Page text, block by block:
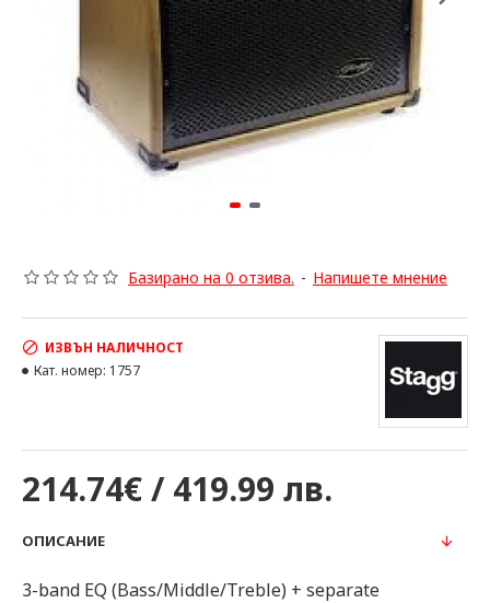
Базирано на 0 отзива. - Напишете мнение
214.74€ / 419.99 лв.
ИЗВЪН НАЛИЧНОСТ
Кат. номер: 1757
ОПИСАНИЕ
3-band EQ (Bass/Middle/Treble) + separate